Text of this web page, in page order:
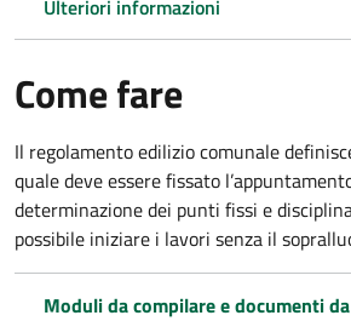
Ulteriori informazioni
Come fare
Il regolamento edilizio comunale
quale deve essere fissato
determinazione dei punti fissi e
possibile iniziare i lavori senza il
Moduli da compilare e documenti